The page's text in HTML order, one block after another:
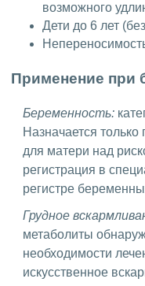
возможного
Дети до 6 лет
Применение при
Беременность:
Назначается
для матери над
регистрация в
регистре
Грудное
метаболиты
необходимости
искусственное